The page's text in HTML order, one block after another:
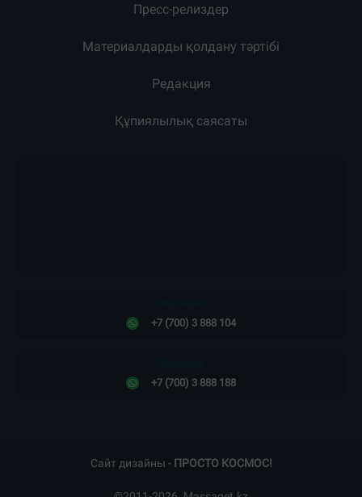
Пресс-релиздер
Материалдарды қолдану тәртібі
Редакция
Құпиялылық саясаты
+7 (700) 3 888 104
+7 (700) 3 888 188
Сайт дизайны - ПРОСТО КОСМОС!